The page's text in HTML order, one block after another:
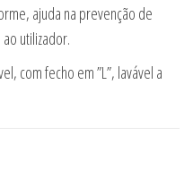
ajuda na prevenção de
utilizador.
com fecho em ”L”, lavável a